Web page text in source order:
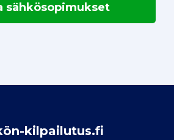
sähkösopimukset
kilpailutus.fi